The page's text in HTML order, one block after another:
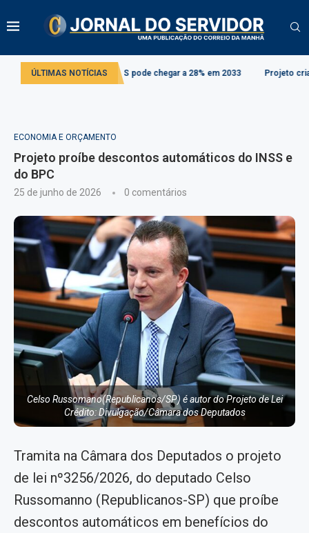
ÚLTIMAS NOTÍCIAS
alíquota do IBS pode chegar a 28% em 2033 Projeto cria regras para
ECONOMIA E ORÇAMENTO
Projeto proíbe descontos automáticos do INSS e
do BPC
25 de junho de 2026 0 comentários
Celso Russomano(Republicanos/SP) é autor do Projeto de Lei
Crédito: Divulgação/Câmara dos Deputados
Tramita na Câmara dos Deputados o projeto
de lei nº3256/2026, do deputado Celso
Russomanno (Republicanos-SP) que proíbe
descontos automáticos em benefícios do